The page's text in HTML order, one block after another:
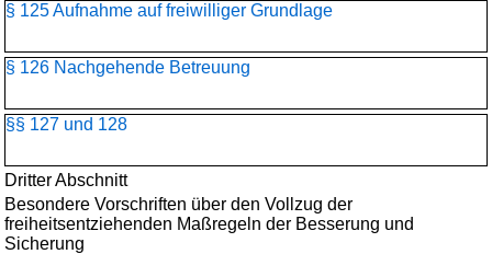
§ 125 Aufnahme auf freiwilliger Grundlage
§ 126 Nachgehende Betreuung
§§ 127 und 128
Dritter Abschnitt
Besondere Vorschriften über den Vollzug der
freiheitsentziehenden Maßregeln der Besserung und
Sicherung